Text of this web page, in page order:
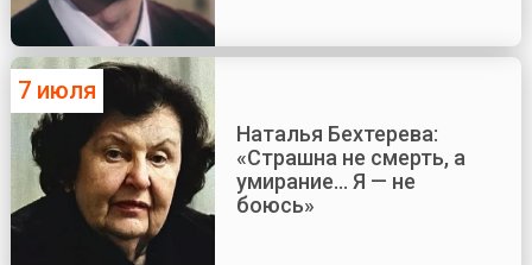
7 июля
Наталья Бехтерева:
«Страшна не смерть, а
умирание... Я — не
боюсь»